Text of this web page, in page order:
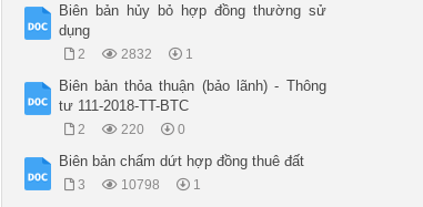
Biên bản hủy bỏ hợp đồng thường sử
dụng
2 2832 1
Biên bản thỏa thuận (bảo lãnh) - Thông
tư 111-2018-TT-BTC
2 220 0
Biên bản chấm dứt hợp đồng thuê đất
3 10798 1